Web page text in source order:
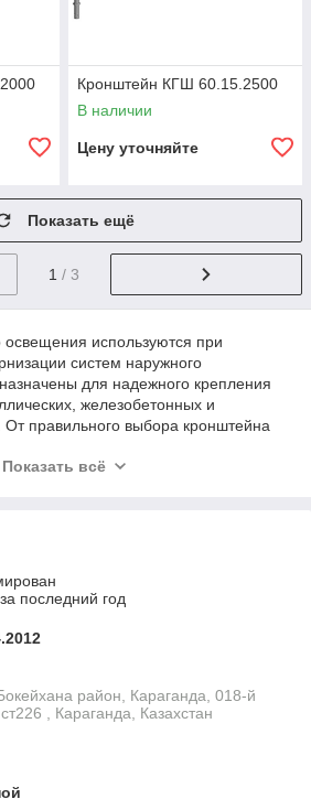
Кронштейн КГШ 60.15.2500
В наличии
Цену уточняйте
Показать ещё
1 / 3
используются при
систем наружного
для надежного крепления
железобетонных и
От правильного выбора кронштейна
всей осветительной системы.
и общественных пространств.
для опор освещения
используются различные типы
Показать всё
последний год
район, Караганда, 018-й
, Караганда, Казахстан